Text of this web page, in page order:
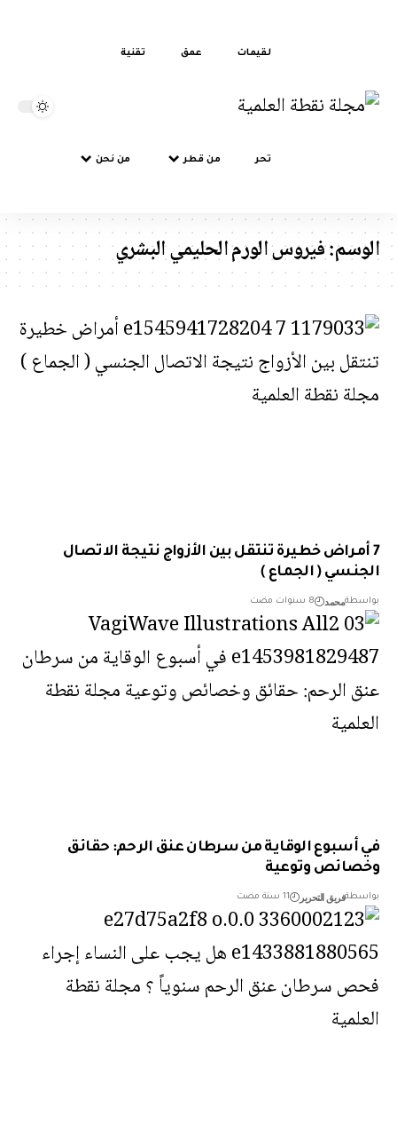
عمق تقنية
من قطر
فيروس الورم الحليمي البشري
خطيرة تنتقل بين الأزواج نتيجة الاتصال
( الجماع )
محمد 8 سنوات مضت
الوقاية من سرطان عنق الرحم: حقائق
وتوعية
فريق التحرير 11 سنة مضت